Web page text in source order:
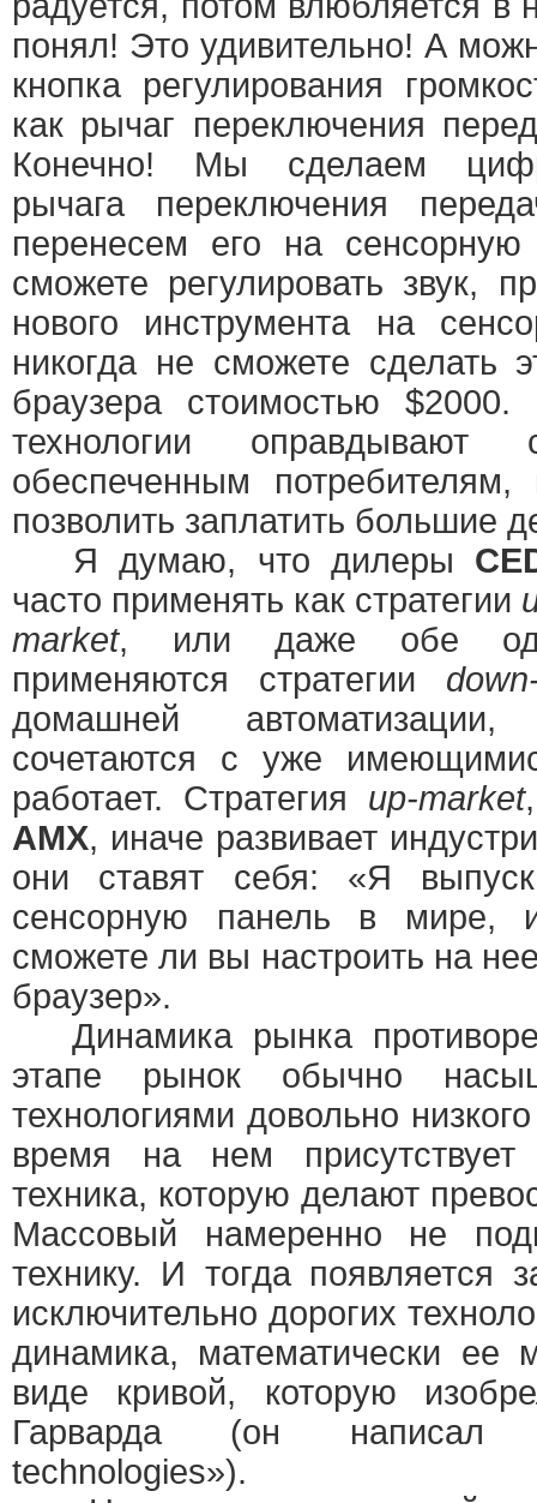
понял! Это удивительно! А
кнопка регулирования
как рычаг переключения
Конечно! Мы сделаем
рычага переключения
перенесем его на
сможете регулировать звук,
нового инструмента на
никогда не сможете сделать
браузера стоимостью $2000.
технологии
обеспеченным
позволить заплатить большие
Я думаю, что дилеры
часто применять как стратегии
market, или даже обе
применяются стратегии
домашней
сочетаются с уже
работает. Стратегия up-market
AMX, иначе развивает
они ставят себя: «Я
сенсорную панель в мире,
сможете ли вы настроить на
браузер».
Динамика рынка
этапе рынок обычно
технологиями довольно
время на нем присутствует
техника, которую делают
Массовый намеренно не
технику. И тогда появляется
исключительно дорогих
динамика, математически ее
виде кривой, которую
Гарварда (он написал
technologies»).